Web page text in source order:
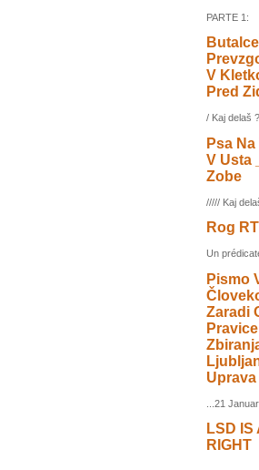
PARTE 1:
V
Pred
/ Kaj delaš
Psa
V Usta
Zobe
///// Kaj
Rog
Un
Pismo
Zaradi
Uprava
...21
LSD IS
RIGHT